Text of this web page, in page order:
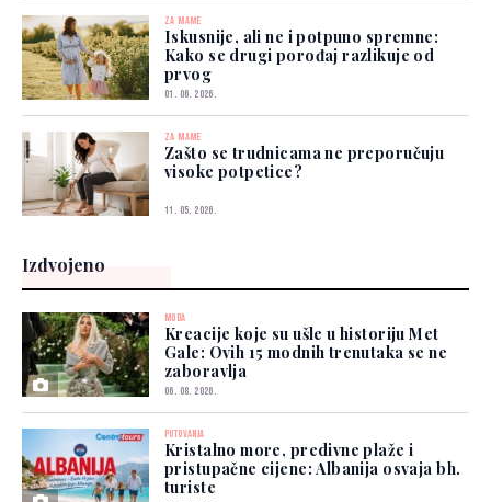
ZA MAME
Iskusnije, ali ne i potpuno spremne:
Kako se drugi porođaj razlikuje od
prvog
01. 06. 2026.
ZA MAME
Zašto se trudnicama ne preporučuju
visoke potpetice?
11. 05. 2026.
Izdvojeno
MODA
Kreacije koje su ušle u historiju Met
Gale: Ovih 15 modnih trenutaka se ne
zaboravlja
06. 08. 2026.
PUTOVANJA
Kristalno more, predivne plaže i
pristupačne cijene: Albanija osvaja bh.
turiste